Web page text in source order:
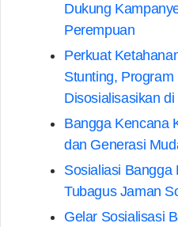
Dukung
Perempuan
Perkuat
Stunting,
Disosialisasikan
Bangga Kencana
dan Generasi
Sosialiasi Bangga
Tubagus Jaman
Gelar Sosialisasi